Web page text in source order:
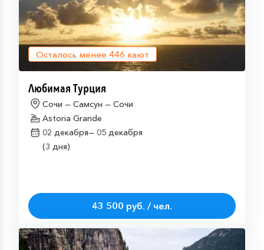
Осталось менее 446 кают
Любимая Турция
Сочи — Самсун — Сочи
Astoria Grande
02 декабря— 05 декабря
(3 дня)
43 500 руб. / чел.